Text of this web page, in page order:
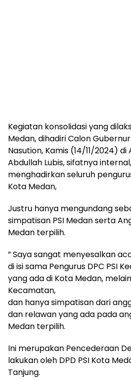
Kegiatan konsolidasi yang
Medan, dihadiri Calon
Nasution, Kamis (14/11/2024) di
Abdullah Lubis, sifatnya
menghadirkan seluruh
Kota Medan,
Justru hanya mengundang
simpatisan PSI Medan serta
Medan terpilih.
” Saya sangat menyesalkan
di isi sama Pengurus DPC PSI
yang ada di Kota Medan,
Kecamatan,
dan hanya simpatisan dari
dan relawan yang ada pada
Medan terpilih.
Ini merupakan Pencederaan
lakukan oleh DPD PSI Kota
Tanjung.